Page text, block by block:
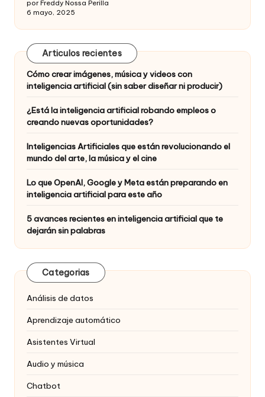
por Freddy Nossa Perilla
6 mayo, 2025
Articulos recientes
Cómo crear imágenes, música y videos con
inteligencia artificial (sin saber diseñar ni producir)
¿Está la inteligencia artificial robando empleos o
creando nuevas oportunidades?
Inteligencias Artificiales que están revolucionando el
mundo del arte, la música y el cine
Lo que OpenAI, Google y Meta están preparando en
inteligencia artificial para este año
5 avances recientes en inteligencia artificial que te
dejarán sin palabras
Categorias
Análisis de datos
Aprendizaje automático
Asistentes Virtual
Audio y música
Chatbot